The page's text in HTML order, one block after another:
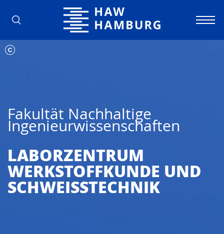
Hochschule für Angewandte
Fakultät Nachhaltige
Ingenieurwissenschaften
LABORZENTRUM
WERKSTOFFKUNDE UND
SCHWEISSTECHNIK